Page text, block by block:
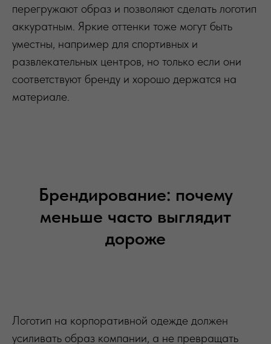
перегружают образ и позволяют сделать логотип
аккуратным. Яркие оттенки тоже могут быть
уместны, например для спортивных и
развлекательных центров, но только если они
соответствуют бренду и хорошо держатся на
материале.
Брендирование: почему
меньше часто выглядит
дороже
Логотип на корпоративной одежде должен
усиливать образ компании, а не превращать